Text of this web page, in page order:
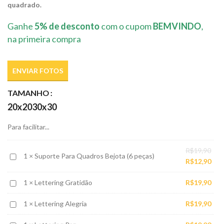
quadrado.
Ganhe5% de desconto com o cupomBEMVINDO,
na primeira compra
ENVIAR FOTOS
TAMANHO
20x2030x30
Para facilitar...
Suporte
Bejota
peças)
1 × Suporte Para Quadros Bejota (6 peças)
R$19,90O
R$12,90O
é:
Lettering
Gratidão
1 × Lettering Gratidão R$19,90
Lettering
Alegria
1 × Lettering Alegria R$19,90